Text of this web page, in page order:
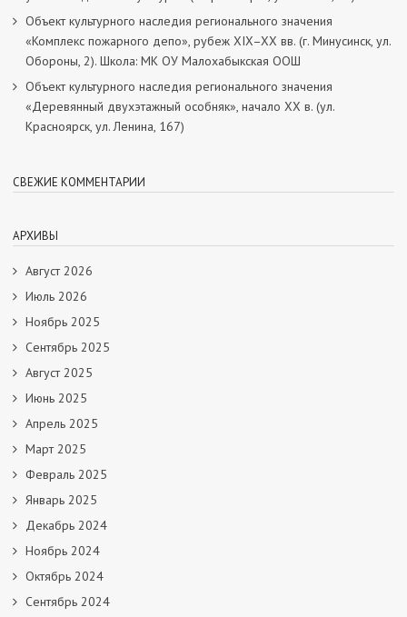
Объект культурного наследия регионального значения
«Комплекс пожарного депо», рубеж XIX–XX вв. (г. Минусинск, ул.
Обороны, 2). Школа: МК ОУ Малохабыкская ООШ
Объект культурного наследия регионального значения
«Деревянный двухэтажный особняк», начало ХХ в. (ул.
Красноярск, ул. Ленина, 167)
СВЕЖИЕ КОММЕНТАРИИ
АРХИВЫ
Август 2026
Июль 2026
Ноябрь 2025
Сентябрь 2025
Август 2025
Июнь 2025
Апрель 2025
Март 2025
Февраль 2025
Январь 2025
Декабрь 2024
Ноябрь 2024
Октябрь 2024
Сентябрь 2024